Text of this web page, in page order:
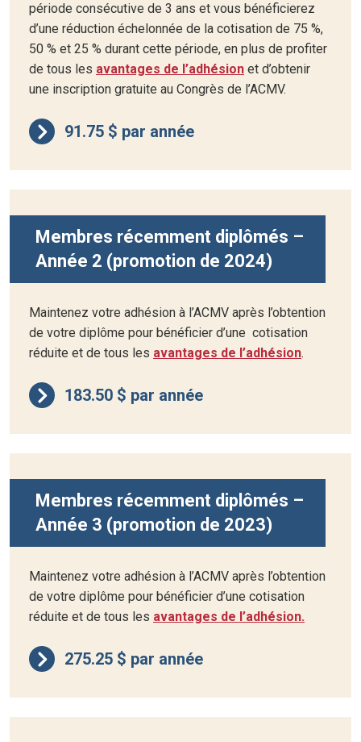
période consécutive de 3 ans et vous bénéficierez
d’une réduction échelonnée de la cotisation de 75 %,
50 % et 25 % durant cette période, en plus de profiter
de tous les avantages de l’adhésion et d’obtenir
une inscription gratuite au Congrès de l’ACMV.
91.75 $ par année
Membres récemment diplômés –
Année 2 (promotion de 2024)
Maintenez votre adhésion à l’ACMV après l’obtention
de votre diplôme pour bénéficier d’une cotisation
réduite et de tous les avantages de l’adhésion.
183.50 $ par année
Membres récemment diplômés –
Année 3 (promotion de 2023)
Maintenez votre adhésion à l’ACMV après l’obtention
de votre diplôme pour bénéficier d’une cotisation
réduite et de tous les avantages de l’adhésion.
275.25 $ par année